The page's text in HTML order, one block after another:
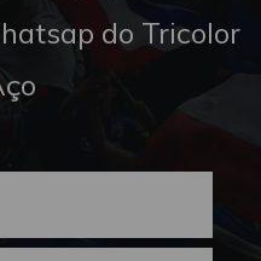
do Tricolor